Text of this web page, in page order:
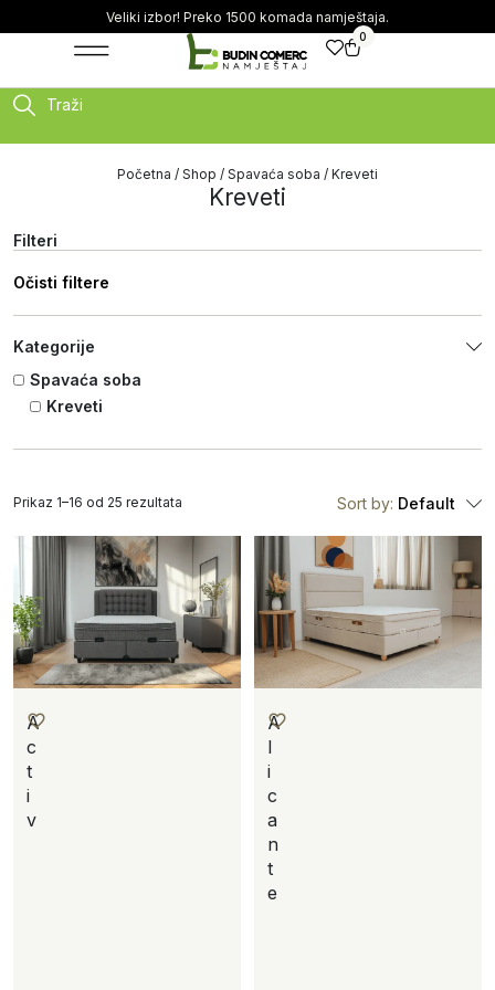
Veliki izbor! Preko 1500 komada namještaja.
0
Traži
Početna / Shop / Spavaća soba / Kreveti
Kreveti
Filteri
Očisti filtere
Kategorije
Spavaća soba
Kreveti
Sort by: Default
A
c
t
i
v
A
l
i
c
a
n
t
e
Prikaz 1–16 od 25 rezultata